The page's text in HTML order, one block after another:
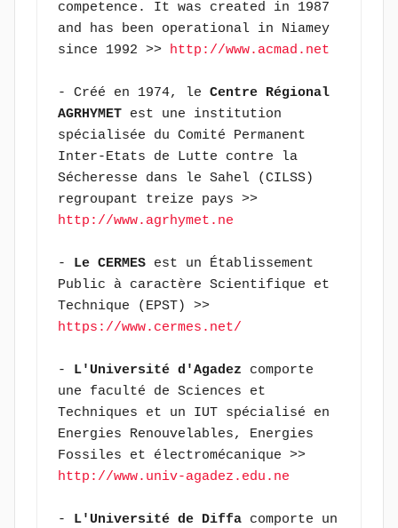
competence. It was created in 1987
and has been operational in Niamey
since 1992 >> http://www.acmad.net
- Créé en 1974, le Centre Régional
AGRHYMET est une institution
spécialisée du Comité Permanent
Inter-Etats de Lutte contre la
Sécheresse dans le Sahel (CILSS)
regroupant treize pays >>
http://www.agrhymet.ne
- Le CERMES est un Établissement
Public à caractère Scientifique et
Technique (EPST) >>
https://www.cermes.net/
- L'Université d'Agadez comporte
une faculté de Sciences et
Techniques et un IUT spécialisé en
Energies Renouvelables, Energies
Fossiles et électromécanique >>
http://www.univ-agadez.edu.ne
- L'Université de Diffa comporte un